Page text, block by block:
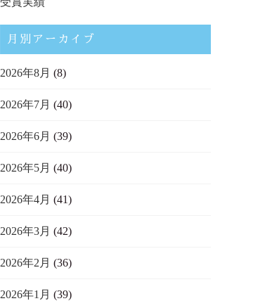
月別アーカイブ
2026年8月 (8)
2026年7月 (40)
2026年6月 (39)
2026年5月 (40)
2026年4月 (41)
2026年3月 (42)
2026年2月 (36)
2026年1月 (39)